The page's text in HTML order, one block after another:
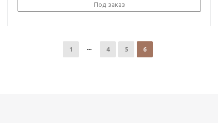
Под заказ
1 4 5 6